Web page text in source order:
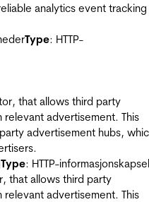
analytics event tracking
Type: HTTP-
that allows third party
advertisement. This
advertisement hubs,
Type: HTTP-informasjonskapsel
that allows third party
advertisement. This